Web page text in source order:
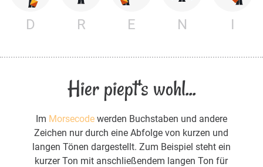
D R E N I
Hier piept's wohl...
Im Morsecodewerden Buchstaben und andere
Zeichen nur durch eine Abfolge von kurzen und
langen Tönen dargestellt. Zum Beispiel steht ein
kurzer Ton mit anschließendem langen Ton für